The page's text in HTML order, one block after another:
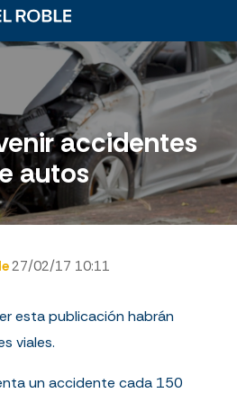
accidentes
autos
27/02/17 10:11
esta publicación habrán
viales.
un accidente cada 150